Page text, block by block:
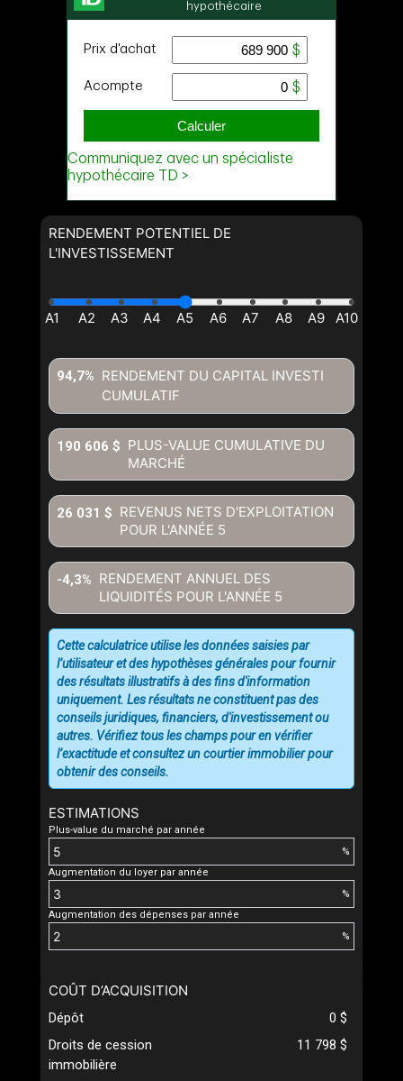
RENDEMENT POTENTIEL DE
L'INVESTISSEMENT
RENDEMENT DU CAPITAL INVESTI
CUMULATIF
94,7%
PLUS-VALUE CUMULATIVE DU
MARCHÉ
190 606 $
REVENUS NETS D'EXPLOITATION
POUR L'ANNÉE 5
26 031 $
RENDEMENT ANNUEL DES
LIQUIDITÉS POUR L'ANNÉE 5
-4,3%
ESTIMATIONS
Plus-value du marché par année
%
Augmentation du loyer par année
%
Augmentation des dépenses par année
%
Cette calculatrice utilise les données saisies par
l’utilisateur et des hypothèses générales pour fournir
des résultats illustratifs à des fins d'information
uniquement. Les résultats ne constituent pas des
conseils juridiques, financiers, d'investissement ou
autres. Vérifiez tous les champs pour en vérifier
l’exactitude et consultez un courtier immobilier pour
obtenir des conseils.
COÛT D’ACQUISITION
Dépôt
0 $
Droits de cession
immobilière
11 798 $